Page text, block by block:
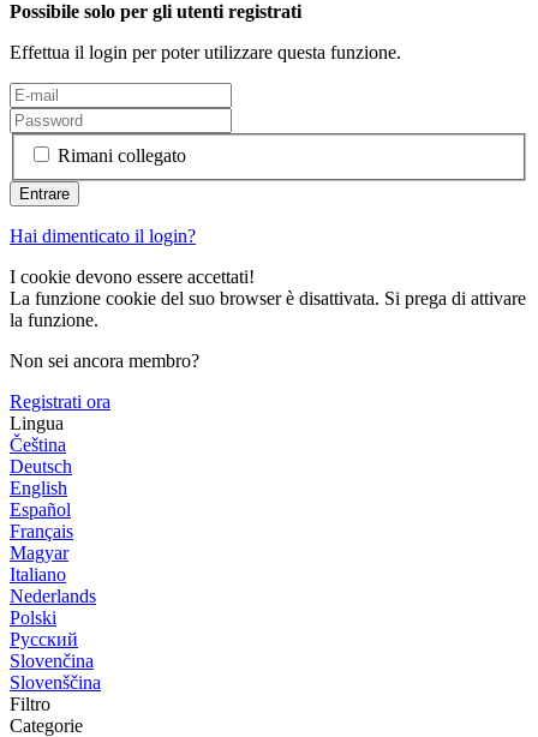
Possibile solo per gli utenti registrati
Effettua il login per poter utilizzare questa funzione.
Rimani collegato
Hai dimenticato il login?
I cookie devono essere accettati!
La funzione cookie del suo browser è disattivata. Si prega di attivare
la funzione.
Non sei ancora membro?
Registrati ora
Lingua
Čeština
Deutsch
English
Español
Français
Magyar
Italiano
Nederlands
Polski
Русский
Slovenčina
Slovenščina
Filtro
Categorie